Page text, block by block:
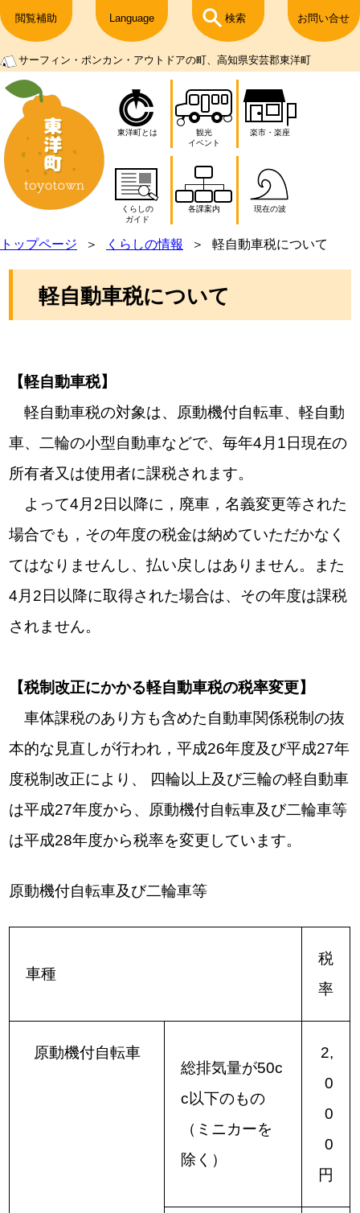
閲覧補助 Language 検索 お問い合せ
サーフィン・ポンカン・アウトドアの町、高知県安芸郡東洋町
東洋町とは
観光
イベント
楽市・楽座
くらしの
ガイド
各課案内 現在の波
トップページ くらしの情報 軽自動車税について
軽自動車税について
【軽自動車税】
軽自動車税の対象は、原動機付自転車、軽自動
車、二輪の小型自動車などで、毎年4月1日現在の
所有者又は使用者に課税されます。
よって4月2日以降に，廃車，名義変更等された
場合でも，その年度の税金は納めていただかなく
てはなりませんし、払い戻しはありません。また
4月2日以降に取得された場合は、その年度は課税
されません。
【税制改正にかかる軽自動車税の税率変更】
車体課税のあり方も含めた自動車関係税制の抜
本的な見直しが行われ，平成26年度及び平成27年
度税制改正により、 四輪以上及び三輪の軽自動車
は平成27年度から、原動機付自転車及び二輪車等
は平成28年度から税率を変更しています。
原動機付自転車及び二輪車等
車種
税
率
原動機付自転車
総排気量が50c
c以下のもの
（ミニカーを
除く）
2,
0
0
0
円